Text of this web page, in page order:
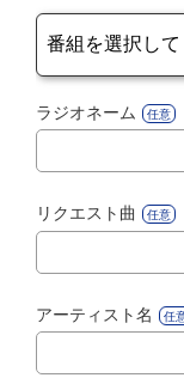
ラジオネーム
リクエスト曲
アーティスト名
18:00 - 18:25
井上 侑、しらす